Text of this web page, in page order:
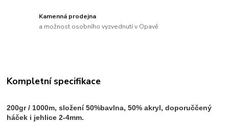
Kamenná prodejna
a možnost osobního vyzvednutí v Opavě
Kompletní specifikace
200gr / 1000m, složení 50%bavlna, 50% akryl, doporuččený
háček i jehlice 2-4mm.